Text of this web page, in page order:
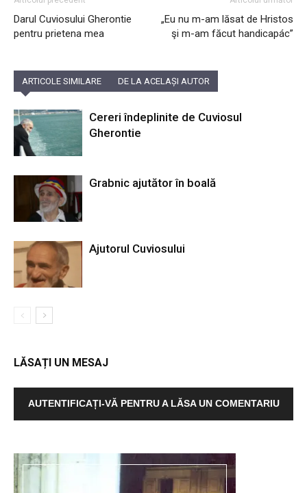
Darul Cuviosului Gherontie
pentru prietena mea
„Eu nu m-am lăsat de Hristos
şi m-am făcut handicapác”
ARTICOLE SIMILARE DE LA ACELAȘI AUTOR
Cereri îndeplinite de Cuviosul
Gherontie
Grabnic ajutător în boală
Ajutorul Cuviosului
LĂSAȚI UN MESAJ
AUTENTIFICAȚI-VĂ PENTRU A LĂSA UN COMENTARIU